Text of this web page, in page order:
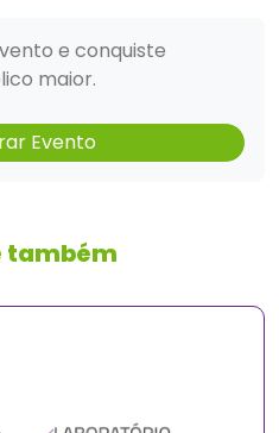
e conquiste
maior.
Evento
também